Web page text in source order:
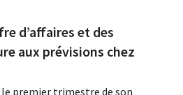
d’affaires et des
aux prévisions chez
premier trimestre de son